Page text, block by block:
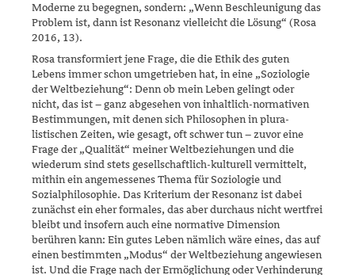
Moderne zu begeg­nen, sondern: „Wenn Beschleunigung das
Problem ist, dann ist Reso­nanz vielleicht die Lösung“ (Rosa
2016, 13).
Rosa transformiert jene Frage, die die Ethik des guten
Lebens immer schon umgetrieben hat, in eine „Soziologie
der Weltbeziehung“: Denn ob mein Leben gelingt oder
nicht, das ist – ganz abgesehen von inhalt­lich-normativen
Bestimmungen, mit denen sich Philosophen in plura­
listischen Zeiten, wie gesagt, oft schwer tun – zuvor eine
Frage der „Qualität“ meiner Weltbeziehungen und die
wiederum sind stets ge­sellschaftlich-kulturell vermittelt,
mithin ein angemessenes Thema für Soziologie und
Sozialphilosophie. Das Kriterium der Resonanz ist dabei
zunächst ein eher formales, das aber durchaus nicht wertfrei
bleibt und insofern auch eine normative Dimension
berühren kann: Ein gutes Leben nämlich wäre eines, das auf
einen bestimmten „Modus“ der Weltbeziehung angewiesen
ist. Und die Frage nach der Ermöglichung oder Verhinderung